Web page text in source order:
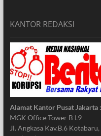
KANTOR REDAKSI
Alamat Kantor Pusat Jakarta :
MGK Office Tower B L9
Jl. Angkasa Kav.B.6